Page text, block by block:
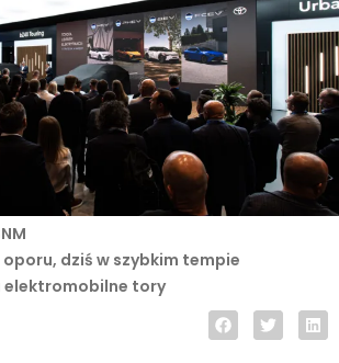
dziś w szybkim tempie
elektromobilne tory